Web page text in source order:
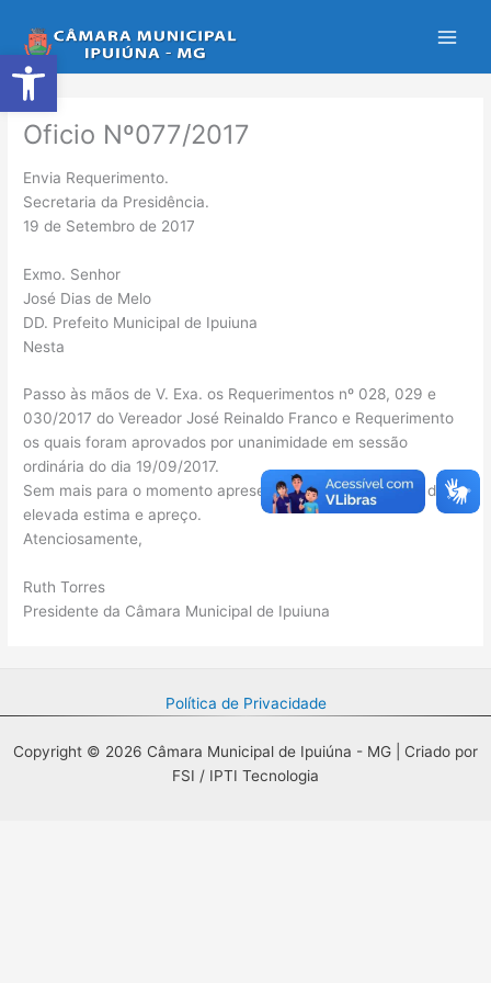
Abrir a barra de ferramentas
para
o
conteúdo
Oficio Nº077/2017
Envia Requerimento.
Secretaria da Presidência.
19 de Setembro de 2017
Exmo. Senhor
José Dias de Melo
DD. Prefeito Municipal de Ipuiuna
Nesta
Passo às mãos de V. Exa. os Requerimentos nº 028, 029 e
030/2017 do Vereador José Reinaldo Franco e Requerimento
os quais foram aprovados por unanimidade em sessão
ordinária do dia 19/09/2017.
Sem mais para o momento apresento os meus protestos de
elevada estima e apreço.
Atenciosamente,
Ruth Torres
Presidente da Câmara Municipal de Ipuiuna
Política de Privacidade
Copyright © 2026 Câmara Municipal de Ipuiúna - MG | Criado por
FSI / IPTI Tecnologia